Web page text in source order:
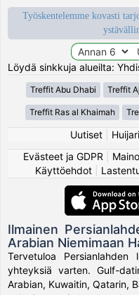
Työskentelemme kovasti
Löydä sinkkuja alueilta:
Treffit Abu Dhabi Treffit
Treffit Ras al Khaimah
Uutiset
Evästeet ja GDPR
Käyttöehdot
Ilmainen
Arabian Niemimaan
Tervetuloa Persianlahden
yhteyksiä varten. Gulf-
Arabian, Kuwaitin, Qatarin,